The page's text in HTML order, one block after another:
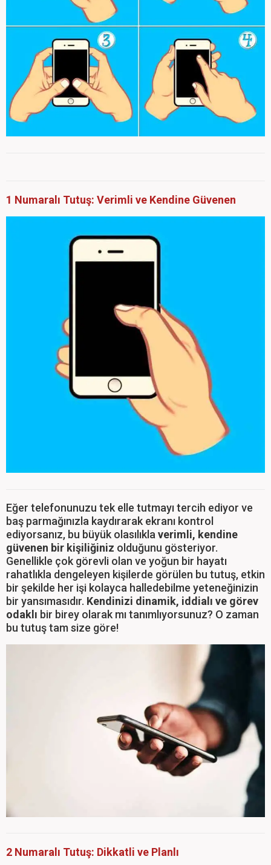
1 Numaralı Tutuş: Verimli ve Kendine Güvenen
Eğer telefonunuzu tek elle tutmayı tercih ediyor ve
baş parmağınızla kaydırarak ekranı kontrol
ediyorsanız, bu büyük olasılıkla verimli, kendine
güvenen bir kişiliğiniz olduğunu gösteriyor.
Genellikle çok görevli olan ve yoğun bir hayatı
rahatlıkla dengeleyen kişilerde görülen bu tutuş, etkin
bir şekilde her işi kolayca halledebilme yeteneğinizin
bir yansımasıdır. Kendinizi dinamik, iddialı ve görev
odaklı bir birey olarak mı tanımlıyorsunuz? O zaman
bu tutuş tam size göre!
2 Numaralı Tutuş: Dikkatli ve Planlı